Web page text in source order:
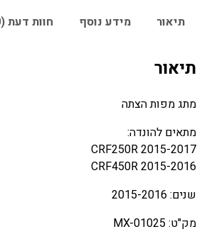
תיאור
מידע נוסף חוות דעת (0)
תיאור
מתג מפות הצתה
מתאים להונדה:
2015-2017 CRF250R
2015-2016 CRF450R
שנים: 2015-2016
מק"ט: MX-01025